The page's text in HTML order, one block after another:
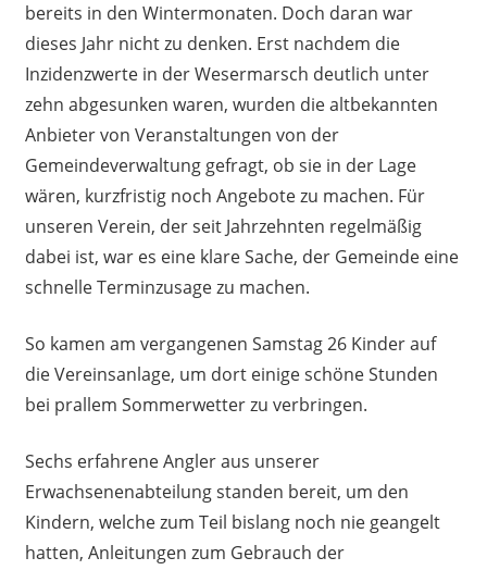
bereits in den Wintermonaten. Doch daran war
dieses Jahr nicht zu denken. Erst nachdem die
Inzidenzwerte in der Wesermarsch deutlich unter
zehn abgesunken waren, wurden die altbekannten
Anbieter von Veranstaltungen von der
Gemeindeverwaltung gefragt, ob sie in der Lage
wären, kurzfristig noch Angebote zu machen. Für
unseren Verein, der seit Jahrzehnten regelmäßig
dabei ist, war es eine klare Sache, der Gemeinde eine
schnelle Terminzusage zu machen.
So kamen am vergangenen Samstag 26 Kinder auf
die Vereinsanlage, um dort einige schöne Stunden
bei prallem Sommerwetter zu verbringen.
Sechs erfahrene Angler aus unserer
Erwachsenenabteilung standen bereit, um den
Kindern, welche zum Teil bislang noch nie geangelt
hatten, Anleitungen zum Gebrauch der